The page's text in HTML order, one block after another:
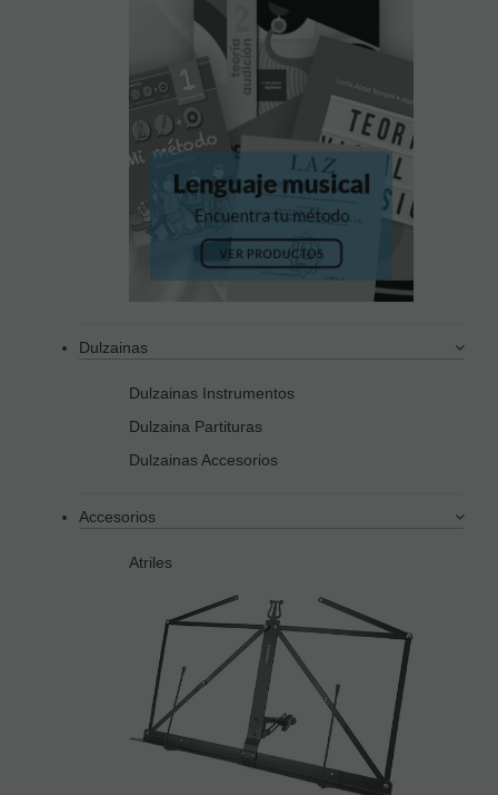
Dulzainas
Dulzainas Instrumentos
Dulzaina Partituras
Dulzainas Accesorios
Accesorios
Atriles